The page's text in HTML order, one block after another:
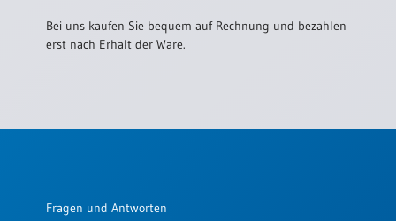
Bei uns kaufen Sie bequem auf Rechnung und bezahlen
erst nach Erhalt der Ware.
Fragen und Antworten